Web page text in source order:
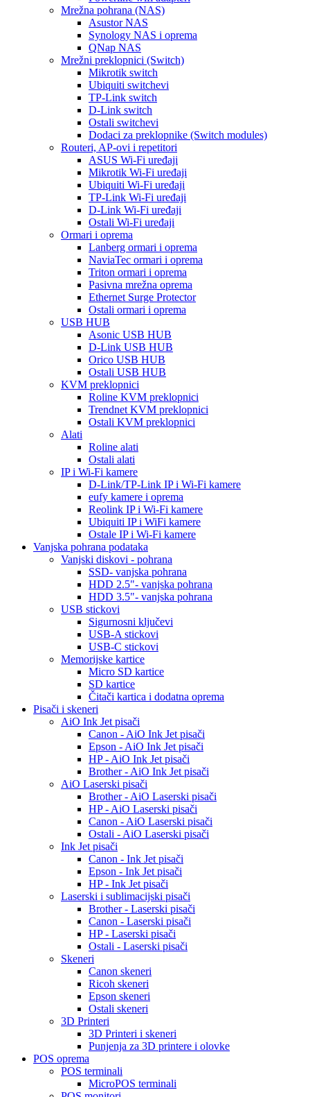
Mrežna pohrana (NAS)
Asustor NAS
Synology NAS i oprema
QNap NAS
Mrežni preklopnici (Switch)
Mikrotik switch
Ubiquiti switchevi
TP-Link switch
D-Link switch
Ostali switchevi
Dodaci za preklopnike (Switch modules)
Routeri, AP-ovi i repetitori
ASUS Wi-Fi uređaji
Mikrotik Wi-Fi uređaji
Ubiquiti Wi-Fi uređaji
TP-Link Wi-Fi uređaji
D-Link Wi-Fi uređaji
Ostali Wi-Fi uređaji
Ormari i oprema
Lanberg ormari i oprema
NaviaTec ormari i oprema
Triton ormari i oprema
Pasivna mrežna oprema
Ethernet Surge Protector
Ostali ormari i oprema
USB HUB
Asonic USB HUB
D-Link USB HUB
Orico USB HUB
Ostali USB HUB
KVM preklopnici
Roline KVM preklopnici
Trendnet KVM preklopnici
Ostali KVM preklopnici
Alati
Roline alati
Ostali alati
IP i Wi-Fi kamere
D-Link/TP-Link IP i Wi-Fi kamere
eufy kamere i oprema
Reolink IP i Wi-Fi kamere
Ubiquiti IP i WiFi kamere
Ostale IP i Wi-Fi kamere
Vanjska pohrana podataka
Vanjski diskovi - pohrana
SSD- vanjska pohrana
HDD 2.5"- vanjska pohrana
HDD 3.5"- vanjska pohrana
USB stickovi
Sigurnosni ključevi
USB-A stickovi
USB-C stickovi
Memorijske kartice
Micro SD kartice
SD kartice
Čitači kartica i dodatna oprema
Pisači i skeneri
AiO Ink Jet pisači
Canon - AiO Ink Jet pisači
Epson - AiO Ink Jet pisači
HP - AiO Ink Jet pisači
Brother - AiO Ink Jet pisači
AiO Laserski pisači
Brother - AiO Laserski pisači
HP - AiO Laserski pisači
Canon - AiO Laserski pisači
Ostali - AiO Laserski pisači
Ink Jet pisači
Canon - Ink Jet pisači
Epson - Ink Jet pisači
HP - Ink Jet pisači
Laserski i sublimacijski pisači
Brother - Laserski pisači
Canon - Laserski pisači
HP - Laserski pisači
Ostali - Laserski pisači
Skeneri
Canon skeneri
Ricoh skeneri
Epson skeneri
Ostali skeneri
3D Printeri
3D Printeri i skeneri
Punjenja za 3D printere i olovke
POS oprema
POS terminali
MicroPOS terminali